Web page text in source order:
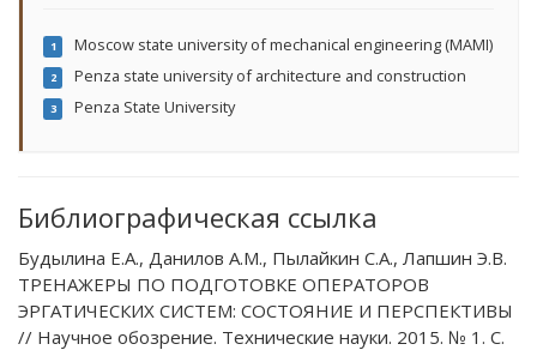
1 Moscow state university of mechanical engineering (MAMI)
2 Penza state university of architecture and construction
3 Penza State University
Библиографическая ссылка
Будылина Е.А., Данилов А.М., Пылайкин С.А., Лапшин Э.В.
ТРЕНАЖЕРЫ ПО ПОДГОТОВКЕ ОПЕРАТОРОВ
ЭРГАТИЧЕСКИХ СИСТЕМ: СОСТОЯНИЕ И ПЕРСПЕКТИВЫ
// Научное обозрение. Технические науки. 2015. № 1. С.